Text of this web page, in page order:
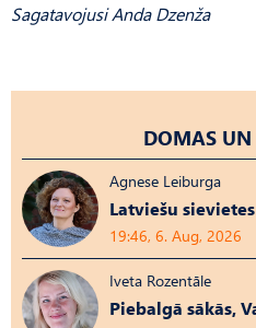
Sagatavojusi Anda Dzenža
DOMAS
Agnese Leiburga
Latviešu
19:46, 6. Aug, 2026
Iveta Rozentāle
Piebalgā sākās,